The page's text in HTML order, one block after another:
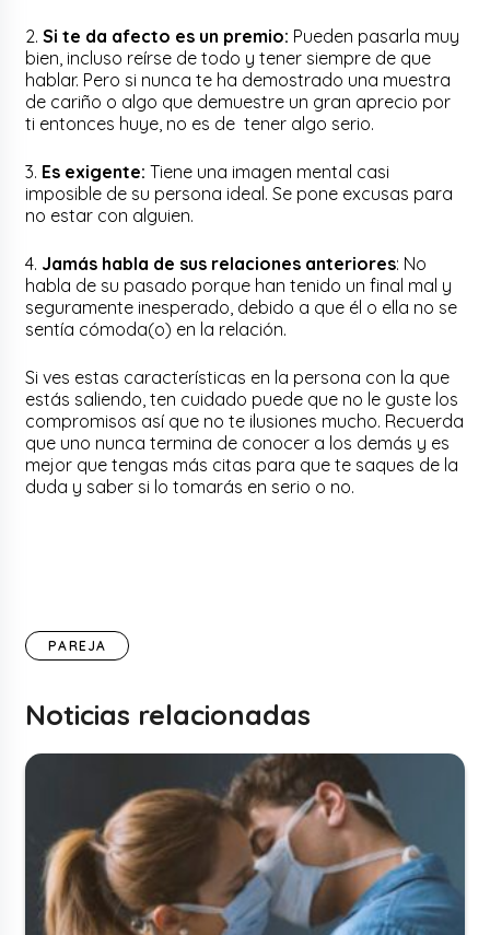
2.Si te da afecto es un premio: Pueden pasarla muy
bien, incluso reírse de todo y tener siempre de que
hablar. Pero si nunca te ha demostrado una muestra
de cariño o algo que demuestre un gran aprecio por
ti entonces huye, no es de tener algo serio.
3. Es exigente: Tiene una imagen mental casi
imposible de su persona ideal. Se pone excusas para
no estar con alguien.
4. Jamás habla de sus relaciones anteriores: No
habla de su pasado porque han tenido un final mal y
seguramente inesperado, debido a que él o ella no se
sentía cómoda(o) en la relación.
Si ves estas características en la persona con la que
estás saliendo, ten cuidado puede que no le guste los
compromisos así que no te ilusiones mucho. Recuerda
que uno nunca termina de conocer a los demás y es
mejor que tengas más citas para que te saques de la
duda y saber si lo tomarás en serio o no.
PAREJA
Noticias relacionadas